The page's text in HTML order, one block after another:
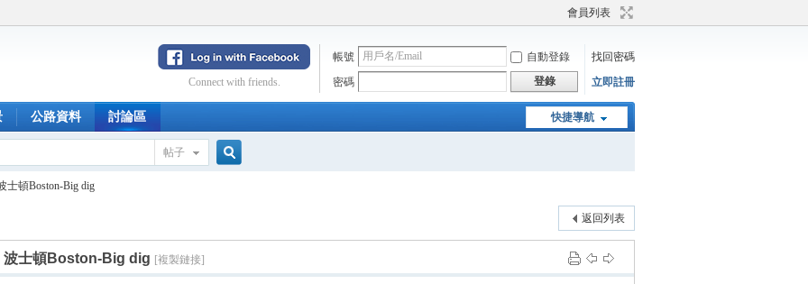
會員列表
帳號 自動登錄
找回密碼
密碼
登錄 立即註冊
Connect with friends.
快捷導航
公路資料 討論區
帖子
士頓Boston-Big dig
返回列表
波士頓Boston-Big dig [複製鏈接]